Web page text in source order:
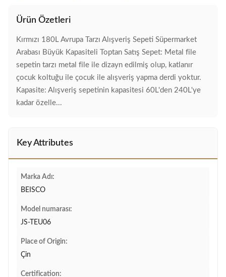
Ürün Özetleri
Kırmızı 180L Avrupa Tarzı Alışveriş Sepeti Süpermarket
Arabası Büyük Kapasiteli Toptan Satış Sepet: Metal file
sepetin tarzı metal file ile dizayn edilmiş olup, katlanır
çocuk koltuğu ile çocuk ile alışveriş yapma derdi yoktur.
Kapasite: Alışveriş sepetinin kapasitesi 60L'den 240L'ye
kadar özelle...
Key Attributes
Marka Adı:
BEISCO
Model numarası:
JS-TEU06
Place of Origin:
Çin
Certification: